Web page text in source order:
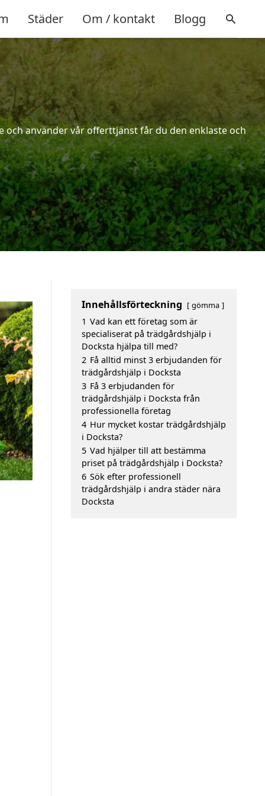
Städer Om / kontakt Blogg
använder vår offerttjänst får du den enklaste och
Innehållsförteckning gömma
1 Vad kan ett företag som är
specialiserat på trädgårdshjälp i
Docksta hjälpa till med?
2 Få alltid minst 3 erbjudanden för
trädgårdshjälp i Docksta
3 Få 3 erbjudanden för
trädgårdshjälp i Docksta från
professionella företag
4 Hur mycket kostar trädgårdshjälp
i Docksta?
5 Vad hjälper till att bestämma
priset på trädgårdshjälp i Docksta?
6 Sök efter professionell
trädgårdshjälp i andra städer nära
Docksta